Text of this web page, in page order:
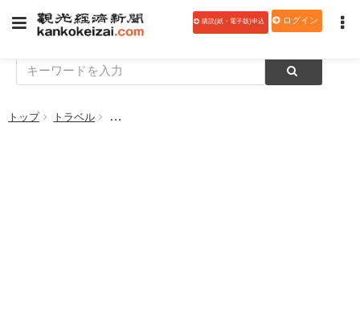
購読(紙・電子版)申込 ログイン
トップ トラベル 近畿日本ツーリスト中国四国、「ＳＴＵ４８船上劇